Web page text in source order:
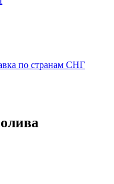
по странам СНГ